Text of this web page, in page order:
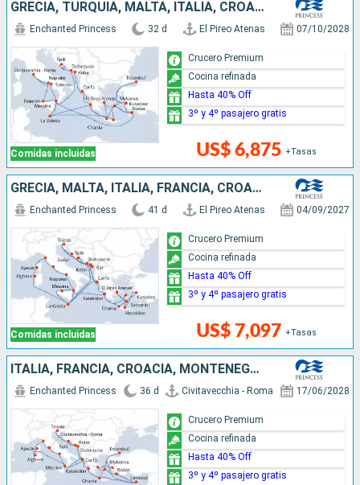
GRECIA, TURQUÍA, MALTA, ITALIA, CROACIA, MONTENEGRO
Comidas incluidas
Enchanted Princess 32 d El Pireo Atenas 07/10/2028
US$ 6,875 +Tasas
Crucero Premium
Cocina refinada
Hasta 40% Off
3º y 4º pasajero gratis
GRECIA, MALTA, ITALIA, FRANCIA, CROACIA, MONTENEGRO, TURQUÍA
Comidas incluidas
Enchanted Princess 41 d El Pireo Atenas 04/09/2027
US$ 7,097 +Tasas
Crucero Premium
Cocina refinada
Hasta 40% Off
3º y 4º pasajero gratis
ITALIA, FRANCIA, CROACIA, MONTENEGRO, GRECIA, TURQUÍA, CHIPRE
Enchanted Princess 36 d Civitavecchia - Roma 17/06/2028
Crucero Premium
Cocina refinada
Hasta 40% Off
3º y 4º pasajero gratis